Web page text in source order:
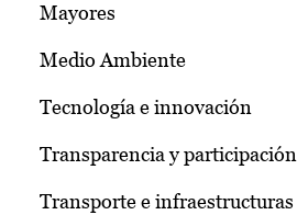
Mayores
Medio Ambiente
Tecnología e innovación
Transparencia y participación
Transporte e infraestructuras